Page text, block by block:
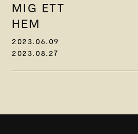
MIG ETT
HEM
2023.06.09
2023.08.27